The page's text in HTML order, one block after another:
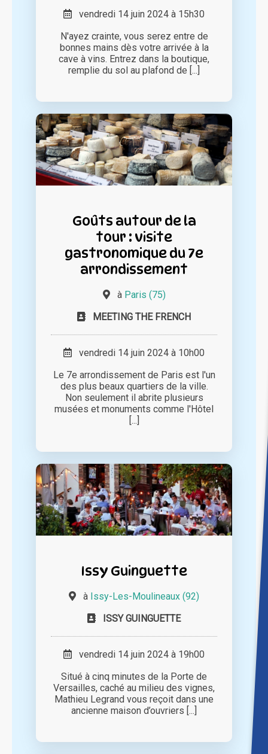
vendredi 14 juin 2024 à 15h30
N'ayez crainte, vous serez entre de
bonnes mains dès votre arrivée à la
cave à vins. Entrez dans la boutique,
remplie du sol au plafond de [...]
Goûts autour de la
tour : visite
gastronomique du 7e
arrondissement
à Paris (75)
MEETING THE FRENCH
vendredi 14 juin 2024 à 10h00
Le 7e arrondissement de Paris est l'un
des plus beaux quartiers de la ville.
Non seulement il abrite plusieurs
musées et monuments comme l'Hôtel
[...]
Issy Guinguette
à Issy-Les-Moulineaux (92)
ISSY GUINGUETTE
vendredi 14 juin 2024 à 19h00
Situé à cinq minutes de la Porte de
Versailles, caché au milieu des vignes,
Mathieu Legrand vous reçoit dans une
ancienne maison d’ouvriers [...]